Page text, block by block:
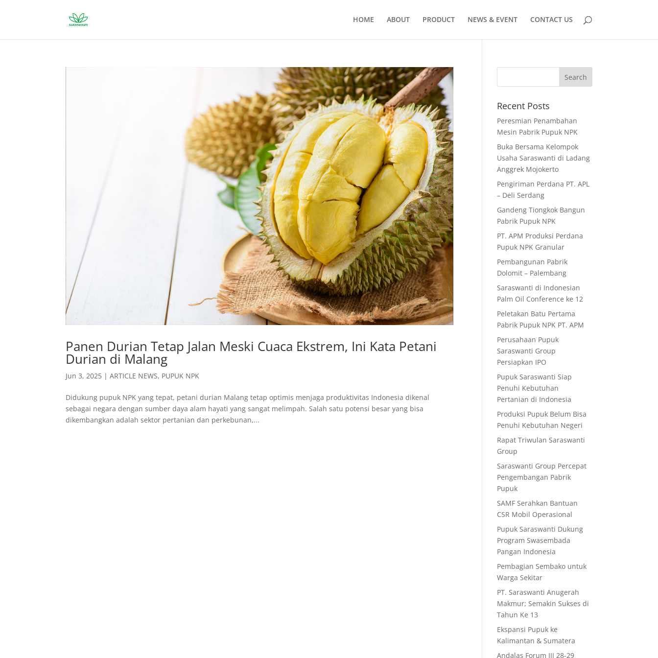
HOME ABOUT PRODUCT NEWS & EVENT CONTACT US
Panen Durian Tetap Jalan Meski Cuaca Ekstrem, Ini Kata Petani
Durian di Malang
Jun 3, 2025 |ARTICLE NEWS, PUPUK NPK
Didukung pupuk NPK yang tepat, petani durian Malang tetap optimis menjaga produktivitas Indonesia dikenal
sebagai negara dengan sumber daya alam hayati yang sangat melimpah. Salah satu potensi besar yang bisa
dikembangkan adalah sektor pertanian dan perkebunan,...
Recent Posts
Peresmian Penambahan
Mesin Pabrik Pupuk NPK
Buka Bersama Kelompok
Usaha Saraswanti di Ladang
Anggrek Mojokerto
Pengiriman Perdana PT. APL
– Deli Serdang
Gandeng Tiongkok Bangun
Pabrik Pupuk NPK
PT. APM Produksi Perdana
Pupuk NPK Granular
Pembangunan Pabrik
Dolomit – Palembang
Saraswanti di Indonesian
Palm Oil Conference ke 12
Peletakan Batu Pertama
Pabrik Pupuk NPK PT. APM
Perusahaan Pupuk
Saraswanti Group
Persiapkan IPO
Pupuk Saraswanti Siap
Penuhi Kebutuhan
Pertanian di Indonesia
Produksi Pupuk Belum Bisa
Penuhi Kebutuhan Negeri
Rapat Triwulan Saraswanti
Group
Saraswanti Group Percepat
Pengembangan Pabrik
Pupuk
SAMF Serahkan Bantuan
CSR Mobil Operasional
Pupuk Saraswanti Dukung
Program Swasembada
Pangan Indonesia
Pembagian Sembako untuk
Warga Sekitar
PT. Saraswanti Anugerah
Makmur; Semakin Sukses di
Tahun Ke 13
Ekspansi Pupuk ke
Kalimantan & Sumatera
Andalas Forum III 28-29